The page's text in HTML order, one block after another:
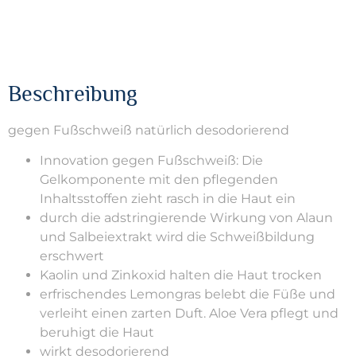
Beschreibung
gegen Fußschweiß natürlich desodorierend
Innovation gegen Fußschweiß: Die
Gelkomponente mit den pflegenden
Inhaltsstoffen zieht rasch in die Haut ein
durch die adstringierende Wirkung von Alaun
und Salbeiextrakt wird die Schweißbildung
erschwert
Kaolin und Zinkoxid halten die Haut trocken
erfrischendes Lemongras belebt die Füße und
verleiht einen zarten Duft. Aloe Vera pflegt und
beruhigt die Haut
wirkt desodorierend